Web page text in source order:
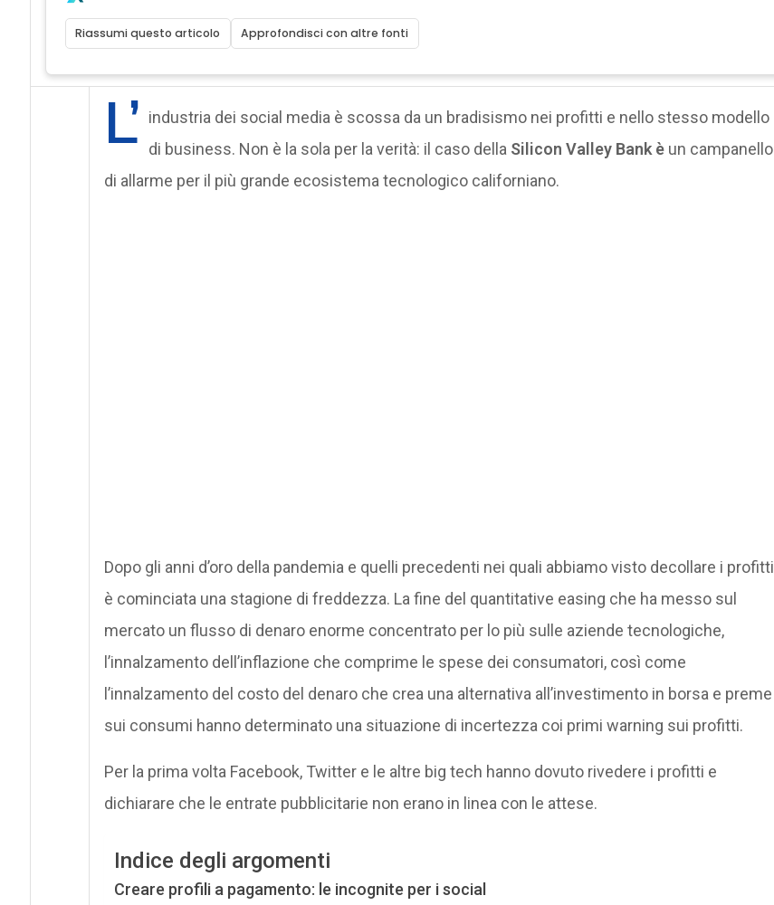
Riassumi questo articolo Approfondisci con altre fonti
L’ industria dei social media è scossa da un bradisismo nei profitti e nello stesso modello
di business. Non è la sola per la verità: il caso della Silicon Valley Bank èun campanello
di allarme per il più grande ecosistema tecnologico californiano.
Dopo gli anni d’oro della pandemia e quelli precedenti nei quali abbiamo visto decollare i profitti
è cominciata una stagione di freddezza. La fine del quantitative easing che ha messo sul
mercato un flusso di denaro enorme concentrato per lo più sulle aziende tecnologiche,
l’innalzamento dell’inflazione che comprime le spese dei consumatori, così come
l’innalzamento del costo del denaro che crea una alternativa all’investimento in borsa e preme
sui consumi hanno determinato una situazione di incertezza coi primi warning sui profitti.
Per la prima volta Facebook, Twitter e le altre big tech hanno dovuto rivedere i profitti e
dichiarare che le entrate pubblicitarie non erano in linea con le attese.
Indice degli argomenti
Creare profili a pagamento: le incognite per i social